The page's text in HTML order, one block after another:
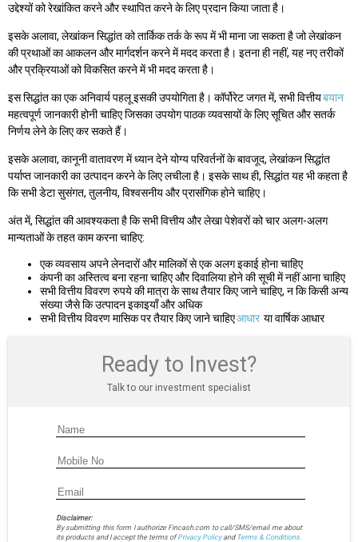
उद्देश्यों को रेखांकित करने और स्थापित करने के लिए प्रदान किया जाता है।
इसके अलावा, लेखांकन सिद्धांत को तार्किक तर्क के रूप में भी माना जा सकता है जो लेखांकन
की प्रथाओं का आकलन और मार्गदर्शन करने में मदद करता है। इतना ही नहीं, यह नए तरीकों
और प्रक्रियाओं को विकसित करने में भी मदद करता है।
इस सिद्धांत का एक अनिवार्य पहलू इसकी उपयोगिता है। कॉर्पोरेट जगत में, सभी वित्तीयबयान
महत्वपूर्ण जानकारी होनी चाहिए जिसका उपयोग पाठक व्यवसायों के लिए सूचित और सतर्क
निर्णय लेने के लिए कर सकते हैं।
इसके अलावा, कानूनी वातावरण में ध्यान देने योग्य परिवर्तनों के बावजूद, लेखांकन सिद्धांत
पर्याप्त जानकारी का उत्पादन करने के लिए लचीला है। इसके साथ ही, सिद्धांत यह भी कहता है
कि सभी डेटा सुसंगत, तुलनीय, विश्वसनीय और प्रासंगिक होने चाहिए।
अंत में, सिद्धांत की आवश्यकता है कि सभी वित्तीय और लेखा पेशेवरों को चार अलग-अलग
मान्यताओं के तहत काम करना चाहिए:
एक व्यवसाय अपने लेनदारों और मालिकों से एक अलग इकाई होना चाहिए
कंपनी का अस्तित्व बना रहना चाहिए और दिवालिया होने की सूची में नहीं आना चाहिए
सभी वित्तीय विवरण रुपये की मात्रा के साथ तैयार किए जाने चाहिए, न कि किसी अन्य
संख्या जैसे कि उत्पादन इकाइयाँ और अधिक
सभी वित्तीय विवरण मासिक पर तैयार किए जाने चाहिएआधार या वार्षिक आधार
Ready to Invest?
Talk to our investment specialist
Disclaimer:
By submitting this form I authorize Fincash.com to call/SMS/email me about
its products and I accept the terms ofPrivacy Policyand Terms & Conditions.